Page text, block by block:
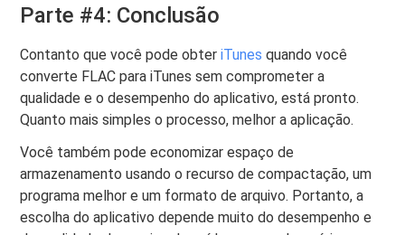
Parte #4: Conclusão
Contanto que você pode obteriTunes quando você
converte FLAC para iTunes sem comprometer a
qualidade e o desempenho do aplicativo, está pronto.
Quanto mais simples o processo, melhor a aplicação.
Você também pode economizar espaço de
armazenamento usando o recurso de compactação, um
programa melhor e um formato de arquivo. Portanto, a
escolha do aplicativo depende muito do desempenho e